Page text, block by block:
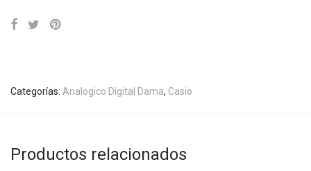
Categorías: Analogico Digital Dama, Casio
Productos relacionados